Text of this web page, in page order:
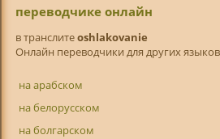
переводчике онлайн
в транслитeoshlakovanie
Онлайн переводчики для других
на арабском
на белорусском
на болгарском